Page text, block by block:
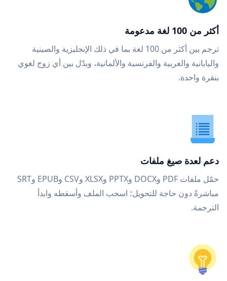
أكثر من 100 لغة مدعومة
ترجم بين أكثر من 100 لغة بما في ذلك الإنجليزية والصينية
واليابانية والعربية والفرنسية والألمانية، وبدّل بين أي زوج لغوي
بنقرة واحدة.
دعم لعدة صيغ ملفات
حمّل ملفات PDF وDOCX وPPTX وXLSX وCSV وEPUB وSRT
مباشرةً دون حاجة للتحويل؛ اسحب الملف وأسقطه وابدأ
الترجمة.